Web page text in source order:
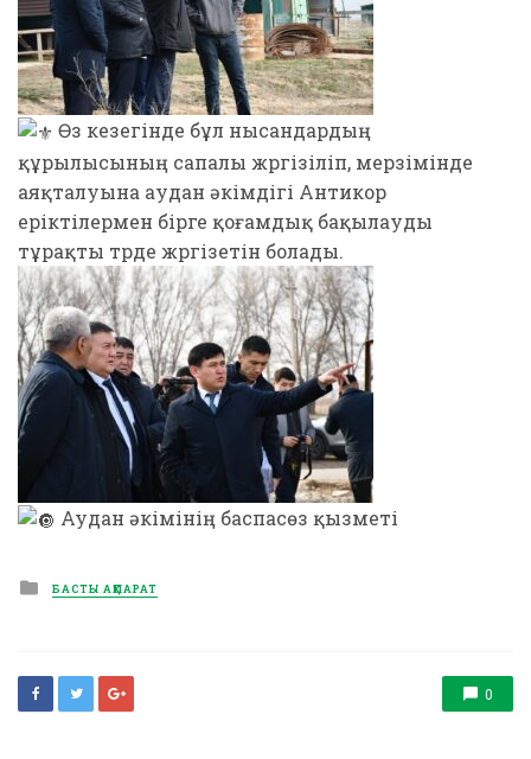
Өз кезегінде бұл нысандардың
құрылысының сапалы жүргізіліп, мерзімінде
аяқталуына аудан әкімдігі Антикор
еріктілермен бірге қоғамдық бақылауды
тұрақты түрде жүргізетін болады.
Аудан әкімінің баспасөз қызметі
Posted
in
БАСТЫ АҚПАРАТ
0